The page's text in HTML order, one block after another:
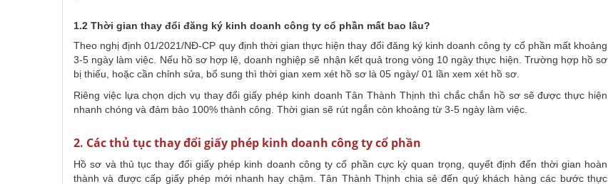
1.2 Thời gian thay đổi đăng ký kinh doanh công ty cổ phần mất bao lâu?
Theo nghị định 01/2021/NĐ-CP quy định thời gian thực hiện thay đổi đăng ký kinh doanh công ty cổ phần mất khoảng
3-5 ngày làm việc. Nếu hồ sơ hợp lệ, doanh nghiệp sẽ nhận kết quả trong vòng 10 ngày thực hiện. Trường hợp hồ sơ
bị thiếu, hoặc cần chỉnh sửa, bổ sung thì thời gian xem xét hồ sơ là 05 ngày/ 01 lần xem xét hồ sơ.
Riêng việc lựa chọn dịch vụ thay đổi giấy phép kinh doanh Tân Thành Thịnh thì chắc chắn hồ sơ sẽ được thực hiện
nhanh chóng và đảm bảo 100% thành công. Thời gian sẽ rút ngắn còn khoảng từ 3-5 ngày làm việc.
2. Các thủ tục thay đổi giấy phép kinh doanh công ty cổ phần
Hồ sơ và thủ tục thay đổi giấy phép kinh doanh công ty cổ phần cực kỳ quan trọng, quyết định đến thời gian hoàn
thành và được cấp giấy phép mới nhanh hay chậm. Tân Thành Thịnh chia sẻ đến quý khách hàng các bước thực